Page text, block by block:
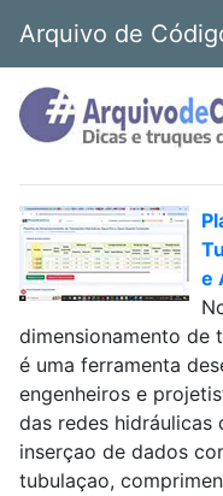
Arquivo de
e
dimensionamento de
é uma ferramenta
engenheiros e
das redes hidráulicas
inserçao de dados
tubulaçao,